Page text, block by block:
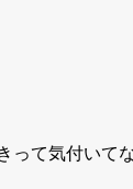
て気付い